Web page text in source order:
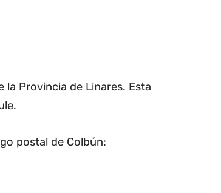
la Provincia de Linares. Esta
postal de Colbún: